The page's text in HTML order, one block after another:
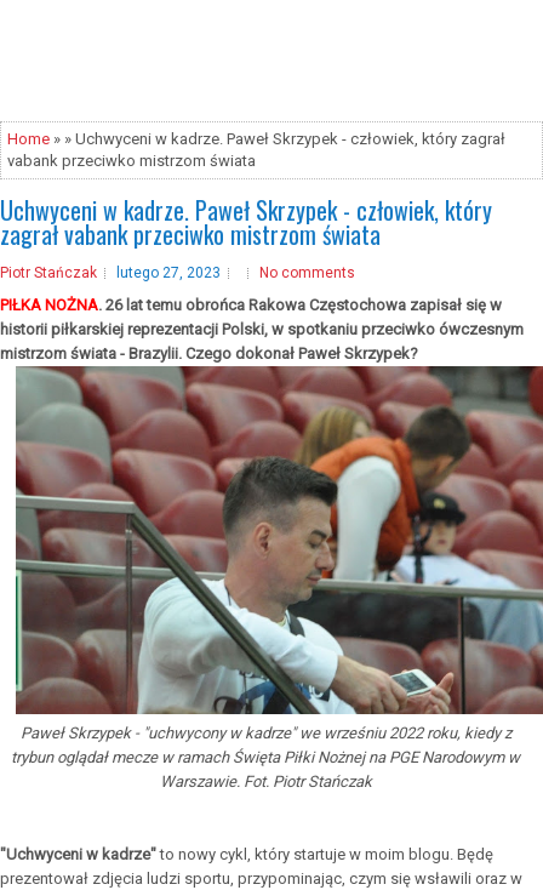
Home » » Uchwyceni w kadrze. Paweł Skrzypek - człowiek, który zagrał
vabank przeciwko mistrzom świata
Uchwyceni w kadrze. Paweł Skrzypek - człowiek, który
zagrał vabank przeciwko mistrzom świata
Piotr Stańczak lutego 27, 2023 No comments
PIŁKA NOŻNA. 26 lat temu obrońca Rakowa Częstochowa zapisał się w
historii piłkarskiej reprezentacji Polski, w spotkaniu przeciwko ówczesnym
mistrzom świata - Brazylii. Czego dokonał Paweł Skrzypek?
Paweł Skrzypek - "uchwycony w kadrze" we wrześniu 2022 roku, kiedy z
trybun oglądał mecze w ramach Święta Piłki Nożnej na PGE Narodowym w
Warszawie. Fot. Piotr Stańczak
"Uchwyceni w kadrze"to nowy cykl, który startuje w moim blogu. Będę
prezentował zdjęcia ludzi sportu, przypominając, czym się wsławili oraz w